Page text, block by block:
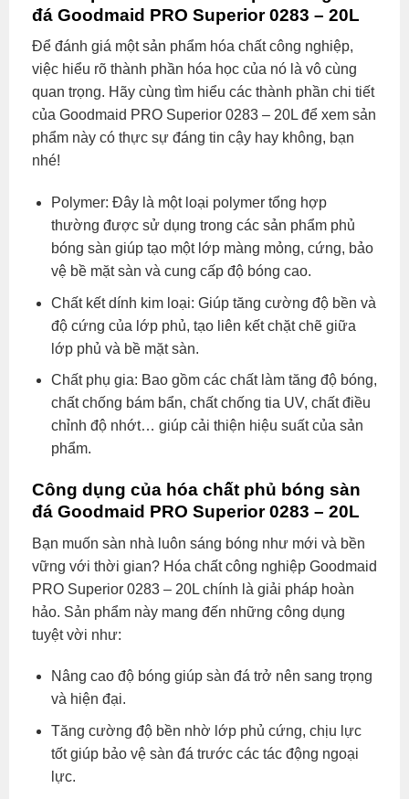
đá Goodmaid PRO Superior 0283 – 20L
Để đánh giá một sản phẩm hóa chất công nghiệp,
việc hiểu rõ thành phần hóa học của nó là vô cùng
quan trọng. Hãy cùng tìm hiểu các thành phần chi tiết
của Goodmaid PRO Superior 0283 – 20L để xem sản
phẩm này có thực sự đáng tin cậy hay không, bạn
nhé!
Polymer: Đây là một loại polymer tổng hợp
thường được sử dụng trong các sản phẩm phủ
bóng sàn giúp tạo một lớp màng mỏng, cứng, bảo
vệ bề mặt sàn và cung cấp độ bóng cao.
Chất kết dính kim loại: Giúp tăng cường độ bền và
độ cứng của lớp phủ, tạo liên kết chặt chẽ giữa
lớp phủ và bề mặt sàn.
Chất phụ gia: Bao gồm các chất làm tăng độ bóng,
chất chống bám bẩn, chất chống tia UV, chất điều
chỉnh độ nhớt… giúp cải thiện hiệu suất của sản
phẩm.
Công dụng của hóa chất phủ bóng sàn
đá Goodmaid PRO Superior 0283 – 20L
Bạn muốn sàn nhà luôn sáng bóng như mới và bền
vững với thời gian? Hóa chất công nghiệp Goodmaid
PRO Superior 0283 – 20L chính là giải pháp hoàn
hảo. Sản phẩm này mang đến những công dụng
tuyệt vời như:
Nâng cao độ bóng giúp sàn đá trở nên sang trọng
và hiện đại.
Tăng cường độ bền nhờ lớp phủ cứng, chịu lực
tốt giúp bảo vệ sàn đá trước các tác động ngoại
lực.